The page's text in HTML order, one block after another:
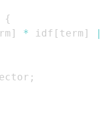
{
] * idf [ term ]
;